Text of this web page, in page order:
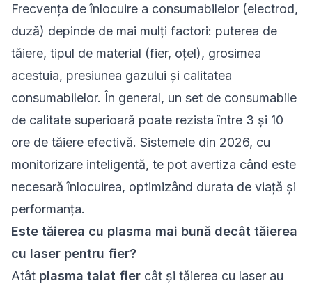
Frecvența de înlocuire a consumabilelor (electrod,
duză) depinde de mai mulți factori: puterea de
tăiere, tipul de material (fier, oțel), grosimea
acestuia, presiunea gazului și calitatea
consumabilelor. În general, un set de consumabile
de calitate superioară poate rezista între 3 și 10
ore de tăiere efectivă. Sistemele din 2026, cu
monitorizare inteligentă, te pot avertiza când este
necesară înlocuirea, optimizând durata de viață și
performanța.
Este tăierea cu plasma mai bună decât tăierea
cu laser pentru fier?
Atât plasma taiat fier cât și tăierea cu laser au